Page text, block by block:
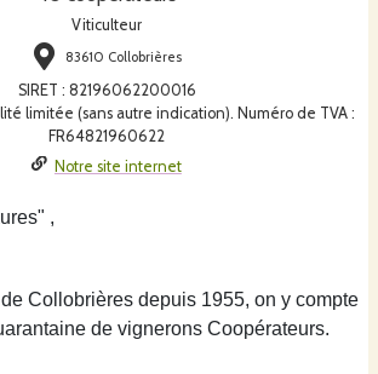
Viticulteur
83610 Collobrières
SIRET : 82196062200016
limitée (sans autre indication). Numéro de TVA :
FR64821960622
Notre site internet
,
Collobrières depuis 1955, on y compte
de vignerons Coopérateurs.